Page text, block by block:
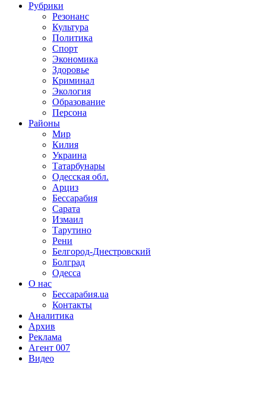
Рубрики
Резонанс
Культура
Политика
Спорт
Экономика
Здоровье
Криминал
Экология
Образование
Персона
Районы
Мир
Килия
Украина
Татарбунары
Одесская обл.
Арциз
Бессарабия
Сарата
Измаил
Тарутино
Рени
Белгород-Днестровский
Болград
Одесса
О нас
Бессарабия.ua
Контакты
Аналитика
Архив
Реклама
Агент 007
Видео